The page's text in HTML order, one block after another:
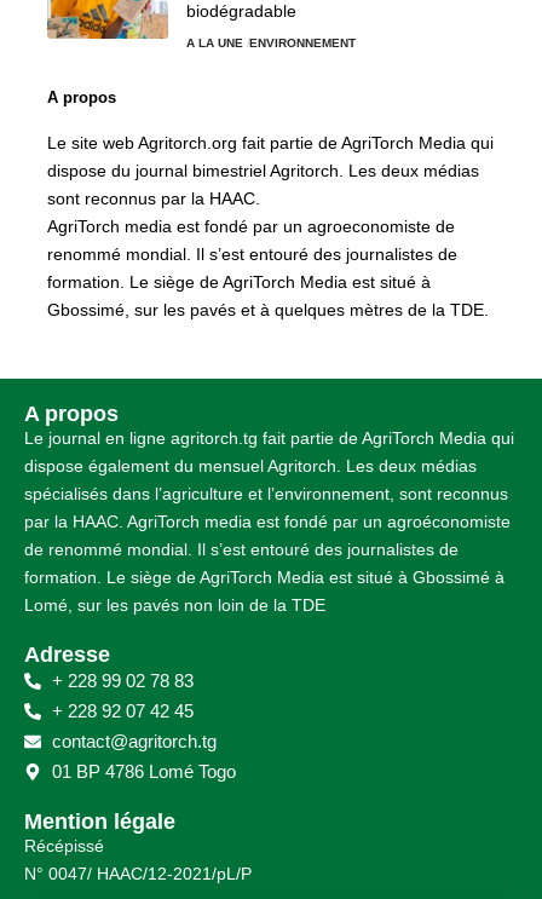
biodégradable
A LA UNE ENVIRONNEMENT
A propos
Le site web Agritorch.org fait partie de AgriTorch Media qui
dispose du journal bimestriel Agritorch. Les deux médias
sont reconnus par la HAAC.
AgriTorch media est fondé par un agroeconomiste de
renommé mondial. Il s’est entouré des journalistes de
formation. Le siège de AgriTorch Media est situé à
Gbossimé, sur les pavés et à quelques mètres de la TDE.
A propos
Le journal en ligne agritorch.tg fait partie de AgriTorch Media qui
dispose également du mensuel Agritorch. Les deux médias
spécialisés dans l’agriculture et l’environnement, sont reconnus
par la HAAC. AgriTorch media est fondé par un agroéconomiste
de renommé mondial. Il s’est entouré des journalistes de
formation. Le siège de AgriTorch Media est situé à Gbossimé à
Lomé, sur les pavés non loin de la TDE
Adresse
+ 228 99 02 78 83
+ 228 92 07 42 45
contact@agritorch.tg
01 BP 4786 Lomé Togo
Mention légale
Récépissé
N° 0047/ HAAC/12-2021/pL/P